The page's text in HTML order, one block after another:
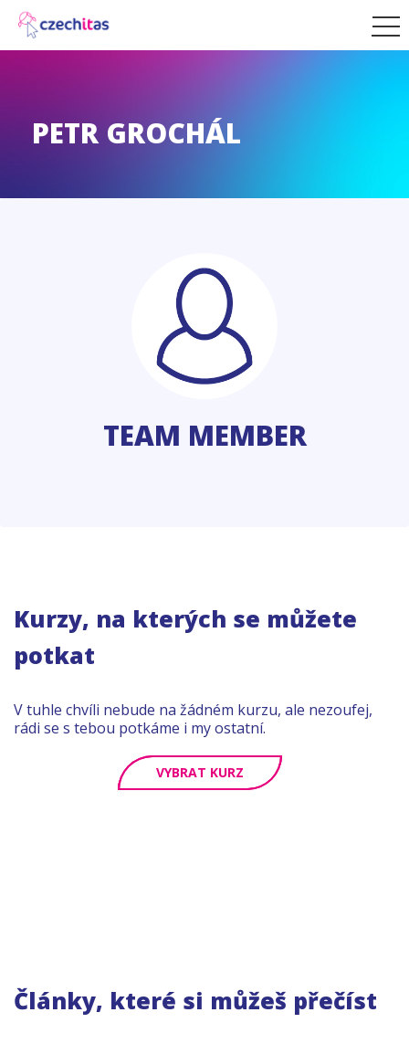
PETR GROCHÁL
TEAM MEMBER
Kurzy, na kterých se můžete
potkat
V tuhle chvíli nebude na žádném kurzu, ale nezoufej,
rádi se s tebou potkáme i my ostatní.
VYBRAT KURZ
Články, které si můžeš přečíst